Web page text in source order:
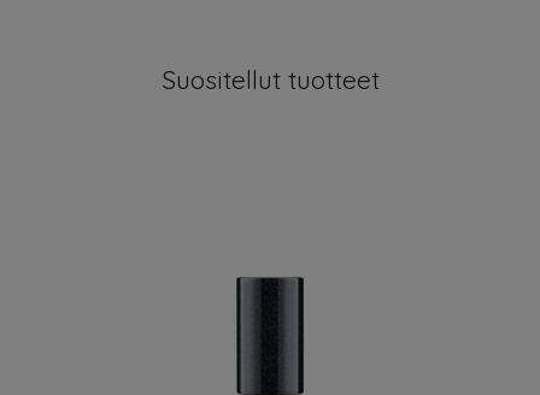
Suositellut tuotteet